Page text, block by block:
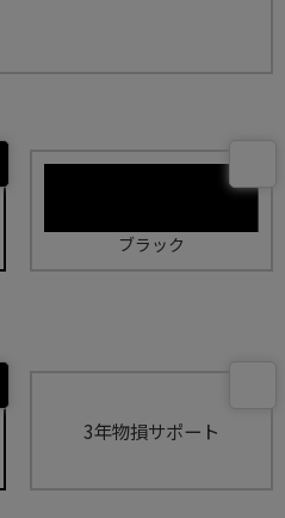
ブラック
3年物損サポート